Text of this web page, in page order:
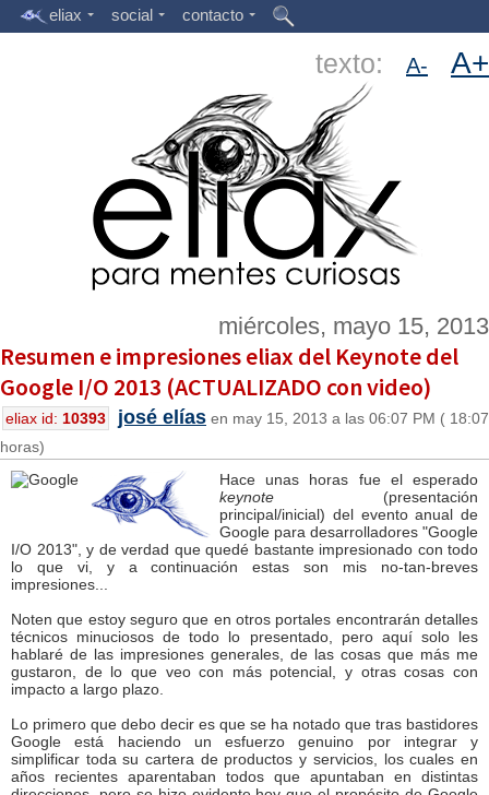
eliax social contacto
texto: A- A+
miércoles, mayo 15, 2013
Resumen e impresiones eliax del Keynote del
Google I/O 2013 (ACTUALIZADO con video)
eliax id: 10393 josé elías en may 15, 2013 a las 06:07 PM ( 18:07
horas)
Hace unas horas fue el esperado
keynote (presentación
principal/inicial) del evento anual de
Google para desarrolladores "Google
I/O 2013", y de verdad que quedé bastante impresionado con todo
lo que vi, y a continuación estas son mis no-tan-breves
impresiones...
Noten que estoy seguro que en otros portales encontrarán detalles
técnicos minuciosos de todo lo presentado, pero aquí solo les
hablaré de las impresiones generales, de las cosas que más me
gustaron, de lo que veo con más potencial, y otras cosas con
impacto a largo plazo.
Lo primero que debo decir es que se ha notado que tras bastidores
Google está haciendo un esfuerzo genuino por integrar y
simplificar toda su cartera de productos y servicios, los cuales en
años recientes aparentaban todos que apuntaban en distintas